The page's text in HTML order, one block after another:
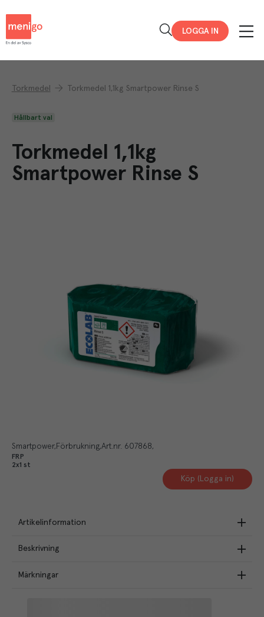
LOGGA IN
Torkmedel Torkmedel 1,1kg Smartpower Rinse S
Hållbart val
Torkmedel 1,1kg
Smartpower Rinse S
Smartpower Förbrukning Art.nr. 607868
FRP
2x1 st
Köp (Logga in)
Artikelinformation
Beskrivning
Märkningar